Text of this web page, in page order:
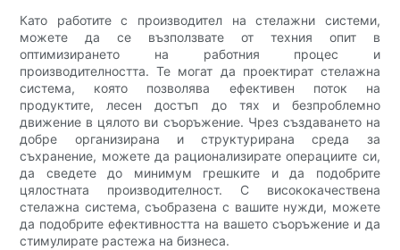
Като работите с производител на стелажни системи,
можете да се възползвате от техния опит в
оптимизирането на работния процес и
производителността. Те могат да проектират стелажна
система, която позволява ефективен поток на
продуктите, лесен достъп до тях и безпроблемно
движение в цялото ви съоръжение. Чрез създаването на
добре организирана и структурирана среда за
съхранение, можете да рационализирате операциите си,
да сведете до минимум грешките и да подобрите
цялостната производителност. С висококачествена
стелажна система, съобразена с вашите нужди, можете
да подобрите ефективността на вашето съоръжение и да
стимулирате растежа на бизнеса.